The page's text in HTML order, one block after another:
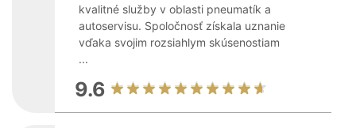
kvalitné služby v oblasti pneumatík a
autoservisu. Spoločnosť získala uznanie
vďaka svojim rozsiahlym skúsenostiam
...
9.6